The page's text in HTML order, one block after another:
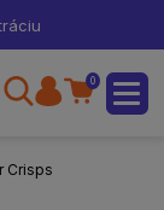
0
Crisps